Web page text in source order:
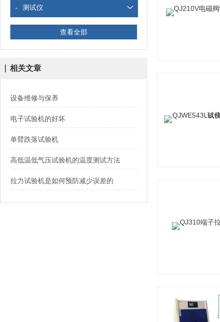
- 测试仪
查看全部
相关文章
设备维修与保养
电子试验机的好坏
单臂跌落试验机
高低温低气压试验机的温度测试方法
拉力试验机是如何预防减少误差的